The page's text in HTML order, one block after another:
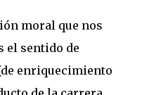
moral que nos
el sentido de
enriquecimiento